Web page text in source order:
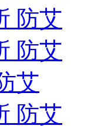
防艾
防艾
艾
防艾